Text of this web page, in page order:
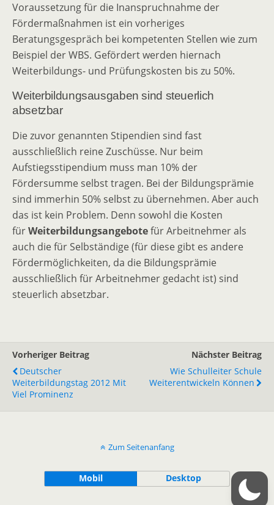
Voraussetzung für die Inanspruchnahme der
Fördermaßnahmen ist ein vorheriges
Beratungsgespräch bei kompetenten Stellen wie zum
Beispiel der WBS. Gefördert werden hiernach
Weiterbildungs- und Prüfungskosten bis zu 50%.
Weiterbildungsausgaben sind steuerlich
absetzbar
Die zuvor genannten Stipendien sind fast
ausschließlich reine Zuschüsse. Nur beim
Aufstiegsstipendium muss man 10% der
Fördersumme selbst tragen. Bei der Bildungsprämie
sind immerhin 50% selbst zu übernehmen. Aber auch
das ist kein Problem. Denn sowohl die Kosten
fürWeiterbildungsangebotefür Arbeitnehmer als
auch die für Selbständige (für diese gibt es andere
Fördermöglichkeiten, da die Bildungsprämie
ausschließlich für Arbeitnehmer gedacht ist) sind
steuerlich absetzbar.
Vorheriger Beitrag
Deutscher
Weiterbildungstag 2012 Mit
Viel Prominenz
Nächster Beitrag
Wie Schulleiter Schule
Weiterentwickeln Können
Zum Seitenanfang
Mobil Desktop